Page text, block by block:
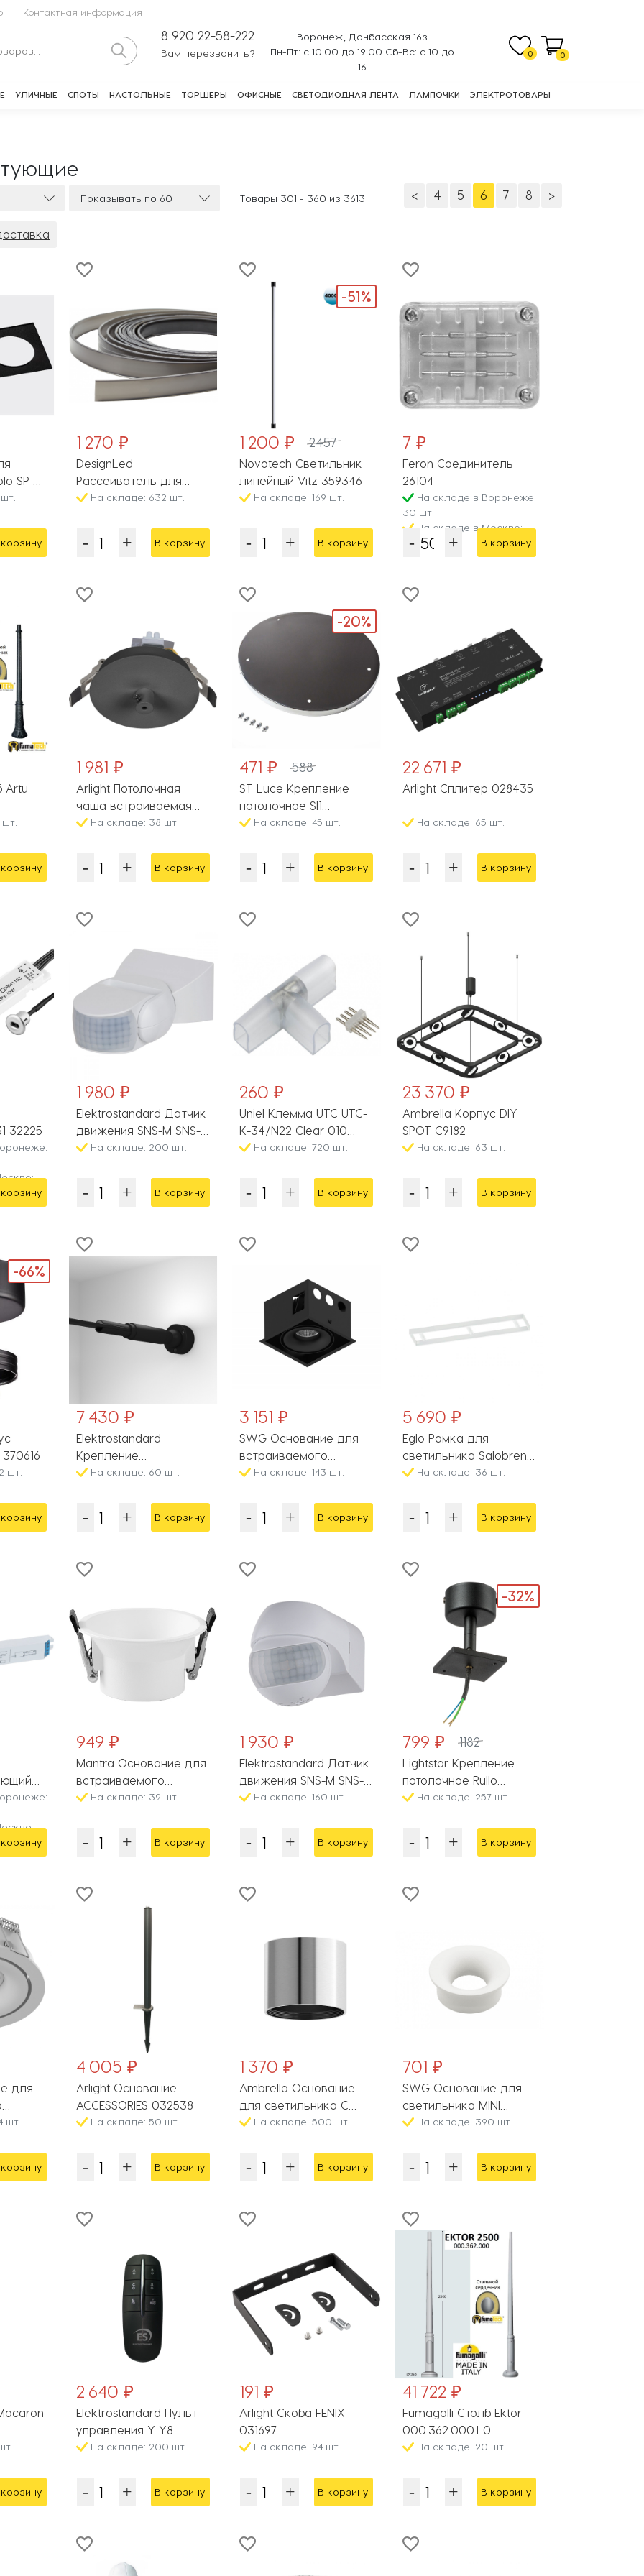
Контактная информация
8 920 22-58-222
Вам перезвонить?
Воронеж, Донбасская 16з
Пн-Пт: с 10:00 до 19:00 Сб-Вс: с 10 до
16
0 0
УЛИЧНЫЕ СПОТЫ НАСТОЛЬНЫЕ ТОРШЕРЫ ОФИСНЫЕ СВЕТОДИОДНАЯ ЛЕНТА ЛАМПОЧКИ ЭЛЕКТРОТОВАРЫ
Показывать по 60 Товары 301 - 360 из 3613 < 4 5 6 7 8 >
SP 02
1 270 ₽
DesignLed
Рассеиватель для
профиля
На складе: 632 шт.
В корзину
-51%
1 200 ₽ 2457
Novotech Светильник
линейный Vitz 359346
На складе: 169 шт.
В корзину
7 ₽
Feron Соединитель
26104
На складе в Воронеже:
30 шт.
На складе в Москве:
200 шт.
В корзину
Artu
1 981 ₽
Arlight Потолочная
чаша встраиваемая
046018
На складе: 38 шт.
В корзину
-20%
471 ₽ 588
ST Luce Крепление
потолочное Sl1
SL001.103.05
На складе: 45 шт.
В корзину
22 671 ₽
Arlight Сплитер 028435
На складе: 65 шт.
В корзину
32225
1 980 ₽
Elektrostandard Датчик
движения SNS-M SNS-
M-09На складе: 200 шт.
В корзину
260 ₽
Uniel Клемма UTC UTC-
K-34/N22 Clear 010
Polybag
На складе: 720 шт.
В корзину
23 370 ₽
Ambrella Корпус DIY
SPOT C9182
На складе: 63 шт.
В корзину
-66%
шт.
7 430 ₽
Elektrostandard
Крепление
STRONGLINE 40127/LED
На складе: 60 шт.
В корзину
3 151 ₽
SWG Основание для
встраиваемого
светильника COMBO-
На складе: 143 шт.
В корзину
5 690 ₽
Eglo Рамка для
светильника Salobrena
1 61361
На складе: 36 шт.
В корзину
949 ₽
Mantra Основание для
встраиваемого
светильника Trimasi
На складе: 39 шт.
В корзину
1 930 ₽
Elektrostandard Датчик
движения SNS-M SNS-
M-10 белый
На складе: 160 шт.
В корзину
-32%
799 ₽ 1182
Lightstar Крепление
потолочное Rullo
590207
На складе: 257 шт.
В корзину
для
1
шт.
4 005 ₽
Arlight Основание
ACCESSORIES 032538
На складе: 50 шт.
В корзину
1 370 ₽
Ambrella Основание
для светильника C
C7405
На складе: 500 шт.
В корзину
701 ₽
SWG Основание для
светильника MINI
COMBO MINI-COMBO-C-
На складе: 390 шт.
В корзину
2 640 ₽
Elektrostandard Пульт
управления Y Y8
На складе: 200 шт.
В корзину
191 ₽
Arlight Скоба FENIX
031697
На складе: 94 шт.
В корзину
41 722 ₽
Fumagalli Столб Ektor
000.362.000.L0
На складе: 20 шт.
В корзину